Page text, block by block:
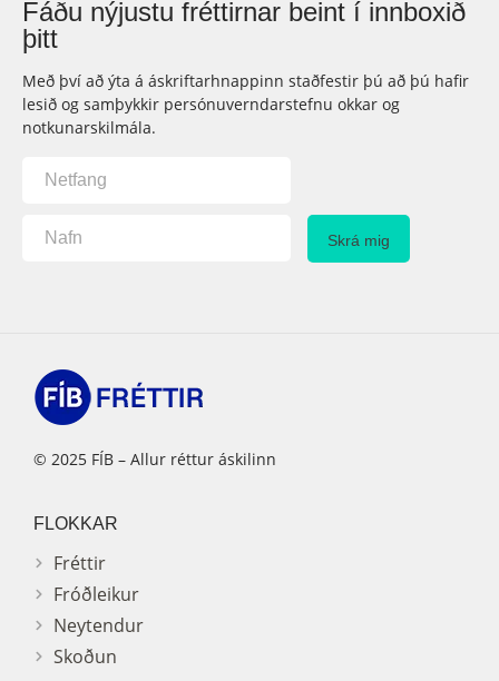
Fáðu nýjustu fréttirnar beint í innboxið
þitt
Með því að ýta á áskriftarhnappinn staðfestir þú að þú hafir
lesið og samþykkir persónuverndarstefnu okkar og
notkunarskilmála.
© 2025 FÍB – Allur réttur áskilinn
FLOKKAR
Fréttir
Fróðleikur
Neytendur
Skoðun